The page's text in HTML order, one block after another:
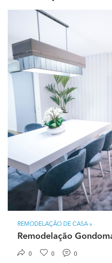
REMODELAÇÃO DE CASA »
Remodelação
0 0 0